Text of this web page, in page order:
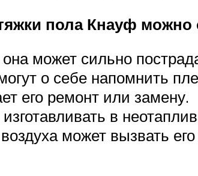
пола Кнауф
может сильно
о себе напомнить
его ремонт или замену.
в
может вызвать